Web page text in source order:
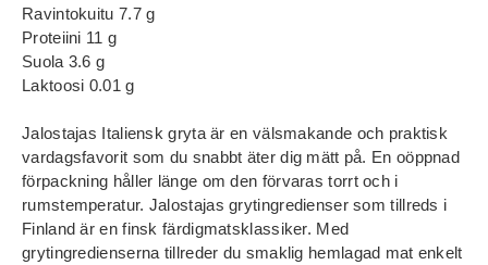
Ravintokuitu 7.7 g
Proteiini 11 g
Suola 3.6 g
Laktoosi 0.01 g
Jalostajas Italiensk gryta är en välsmakande och praktisk
vardagsfavorit som du snabbt äter dig mätt på. En oöppnad
förpackning håller länge om den förvaras torrt och i
rumstemperatur. Jalostajas grytingredienser som tillreds i
Finland är en finsk färdigmatsklassiker. Med
grytingredienserna tillreder du smaklig hemlagad mat enkelt